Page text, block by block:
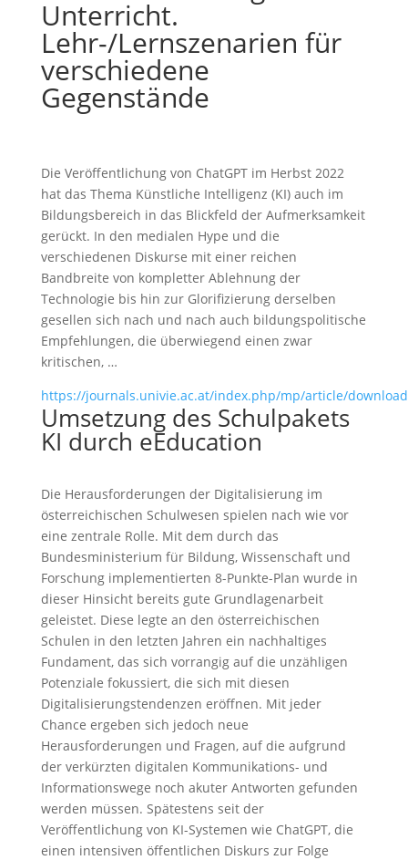
Unterricht.
Lehr-/Lernszenarien für
verschiedene
Gegenstände
Die Veröffentlichung von ChatGPT im Herbst 2022
hat das Thema Künstliche Intelligenz (KI) auch im
Bildungsbereich in das Blickfeld der Aufmerksamkeit
gerückt. In den medialen Hype und die
verschiedenen Diskurse mit einer reichen
Bandbreite von kompletter Ablehnung der
Technologie bis hin zur Glorifizierung derselben
gesellen sich nach und nach auch bildungspolitische
Empfehlungen, die überwiegend einen zwar
kritischen, …
https://journals.univie.ac.at/index.php/mp/article/
Umsetzung des Schulpakets
KI durch eEducation
Die Herausforderungen der Digitalisierung im
österreichischen Schulwesen spielen nach wie vor
eine zentrale Rolle. Mit dem durch das
Bundesministerium für Bildung, Wissenschaft und
Forschung implementierten 8-Punkte-Plan wurde in
dieser Hinsicht bereits gute Grundlagenarbeit
geleistet. Diese legte an den österreichischen
Schulen in den letzten Jahren ein nachhaltiges
Fundament, das sich vorrangig auf die unzähligen
Potenziale fokussiert, die sich mit diesen
Digitalisierungstendenzen eröffnen. Mit jeder
Chance ergeben sich jedoch neue
Herausforderungen und Fragen, auf die aufgrund
der verkürzten digitalen Kommunikations- und
Informationswege noch akuter Antworten gefunden
werden müssen. Spätestens seit der
Veröffentlichung von KI-Systemen wie ChatGPT, die
einen intensiven öffentlichen Diskurs zur Folge